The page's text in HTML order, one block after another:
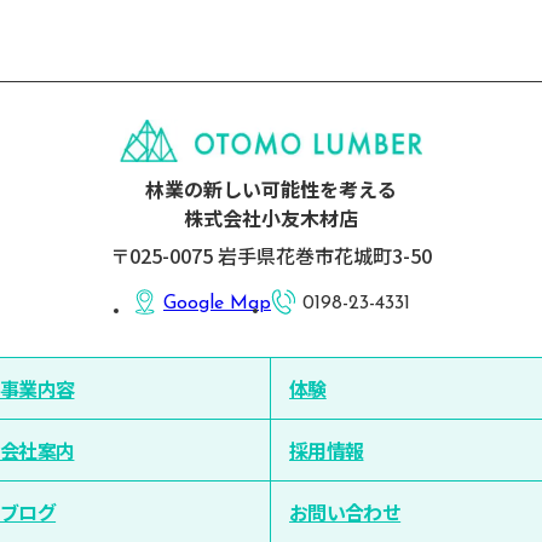
林業の新しい可能性を考える
株式会社小友木材店
〒025-0075 岩手県花巻市花城町3-50
Google Map 0198-23-4331
事業内容 体験
会社案内 採用情報
ブログ お問い合わせ